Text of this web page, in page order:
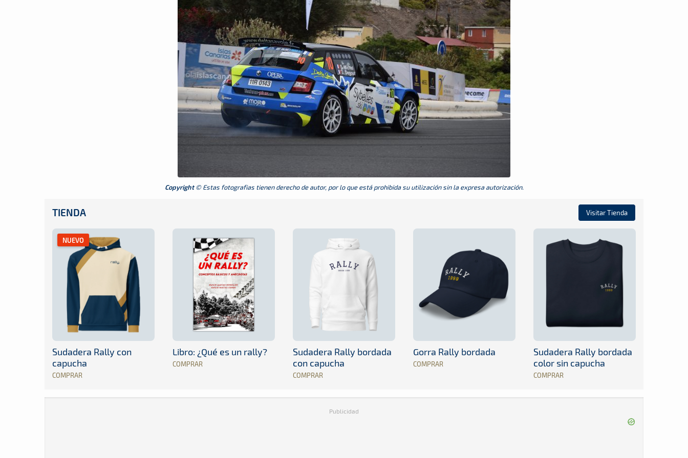
Copyright© Estas fotografias tienen derecho de autor, por lo que está prohibida su utilización sin la expresa autorización.
TIENDA Visitar Tienda
NUEVO
Sudadera Rally con
capucha
COMPRAR
Libro: ¿Qué es un rally?
COMPRAR
Sudadera Rally bordada
con capucha
COMPRAR
Gorra Rally bordada
COMPRAR
Sudadera Rally bordada
color sin capucha
COMPRAR
Publicidad